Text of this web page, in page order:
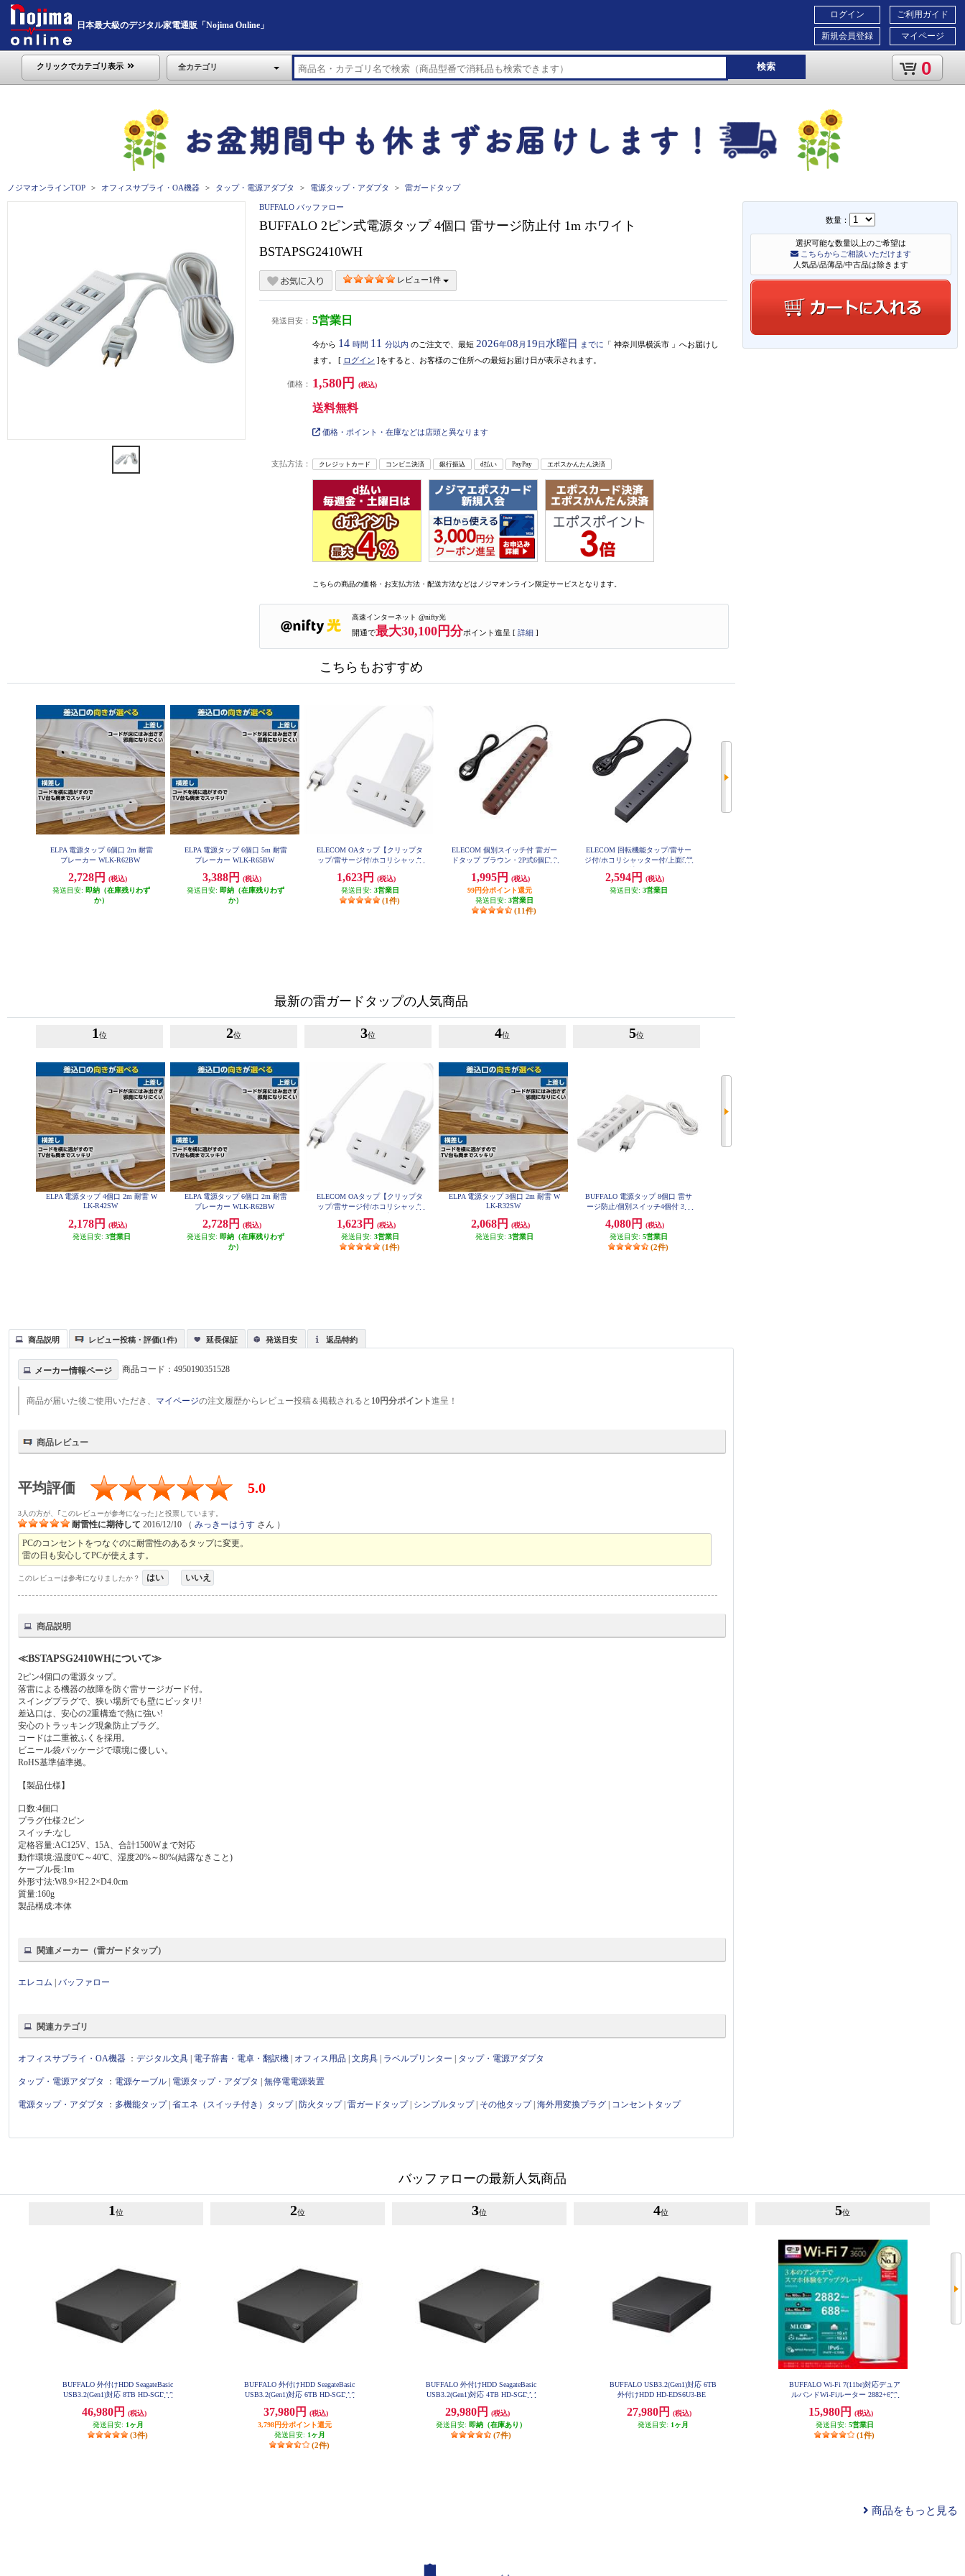
日本最大級のデジタル家電通販「Nojima Online」
ご利用ガイド
マイページ
ログイン
新規会員登録
クリックでカテゴリ表示 全カテゴリ 検索 0
ノジマオンラインTOP オフィスサプライ・OA機器 タップ・電源アダプタ 電源タップ・アダプタ 雷ガードタップ
数量：
選択可能な数量以上のご希望は
こちらからご相談いただけます
人気品/品薄品/中古品は除きます
BUFFALO バッファロー
BUFFALO 2ピン式電源タップ 4個口 雷サージ防止付 1m ホワイト
BSTAPSG2410WH
レビュー1件
発送目安： 5営業日
今から 14 時間 11 分以内 のご注文で、最短 2026年08 月 19日 水曜日 までに 「 神奈川県横浜市 」 へお届けし
ます。 [ ログイン ]をすると、お客様のご住所への最短お届け日が表示されます。
価格： 1,580円 (税込)
送料無料
価格・ポイント・在庫などは店頭と異なります
支払方法： クレジットカード コンビニ決済 銀行振込 d払い PayPay エポスかんたん決済
こちらの商品の価格・お支払方法・配送方法などはノジマオンライン限定サービスとなります。
高速インターネット @nifty光
開通で最大30,100円分ポイント進呈 [ 詳細 ]
こちらもおすすめ
ELPA 電源タップ 6個口 2m 耐雷
ブレーカー WLK-R62BW
2,728円
(税込)
発送目安: 即納（在庫残りわず
か）
ELPA 電源タップ 6個口 5m 耐雷
ブレーカー WLK-R65BW
3,388円
(税込)
発送目安: 即納（在庫残りわず
か）
ELECOM OAタップ【クリップタ
ップ/雷サージ付/ホコリシャッタ
ホワイト】 T-KF03-2325WH
1,623円
(税込)
発送目安: 3営業日
(1件)
ELECOM 個別スイッチ付 雷ガー
ドタップ ブラウン・2P式6個口 2
1,995円
(税込)
99円分ポイント還元
発送目安: 3営業日
(11件)
ELECOM 回転機能タップ/雷サー
ジ付/ホコリシャッター付/上面5個
ック T-KF04-21020BK
2,594円
(税込)
発送目安: 3営業日
最新の雷ガードタップの人気商品
1 位
ELPA 電源タップ 4個口 2m 耐雷 W
LK-R42SW
2,178円
(税込)
発送目安: 3営業日
2位
ELPA 電源タップ 6個口 2m 耐雷
ブレーカー WLK-R62BW
2,728円
(税込)
発送目安: 即納（在庫残りわず
か）
3位
ELECOM OAタップ【クリップタ
ップ/雷サージ付/ホコリシャッタ
ホワイト】 T-KF03-2325WH
1,623円
(税込)
発送目安: 3営業日
(1件)
4位
ELPA 電源タップ 3個口 2m 耐雷 W
LK-R32SW
2,068円
(税込)
発送目安: 3営業日
5位
BUFFALO 電源タップ 8個口 雷サ
ージ防止/個別スイッチ4個付 3m
4,080円
(税込)
発送目安: 5営業日
(2件)
商品説明 レビュー投稿・評価(1件) 延長保証 発送目安 返品特約
メーカー情報ページ 商品コード：4950190351528
商品が届いた後ご使用いただき、 マイページの注文履歴からレビュー投稿＆掲載されると 10円分ポイント進呈！
商品レビュー
平均評価 5.0
3人の方が、｢このレビューが参考になった｣と投票しています。
耐雷性に期待して 2016/12/10 （みっきーはうす さん ）
PCのコンセントをつなぐのに耐雷性のあるタップに変更。
雷の日も安心してPCが使えます。
このレビューは参考になりましたか？ はい いいえ
商品説明
≪BSTAPSG2410WHについて≫
2ピン4個口の電源タップ。
落雷による機器の故障を防ぐ雷サージガード付。
スイングプラグで、狭い場所でも壁にピッタリ!
差込口は、安心の2重構造で熱に強い!
安心のトラッキング現象防止プラグ。
コードは二重被ふくを採用。
ビニール袋パッケージで環境に優しい。
RoHS基準値準拠。
【製品仕様】
口数:4個口
プラグ仕様:2ピン
スイッチ:なし
定格容量:AC125V、15A、合計1500Wまで対応
動作環境:温度0℃～40℃、湿度20%～80%(結露なきこと)
ケーブル長:1m
外形寸法:W8.9×H2.2×D4.0cm
質量:160g
製品構成:本体
関連メーカー（雷ガードタップ）
エレコム |バッファロー
関連カテゴリ
オフィスサプライ・OA機器 ：デジタル文具 電子辞書・電卓・翻訳機 オフィス用品 |文房具 ラベルプリンター タップ・電源アダプタ
タップ・電源アダプタ ： 電源ケーブル 電源タップ・アダプタ |無停電電源装置
電源タップ・アダプタ ： 多機能タップ|省エネ（スイッチ付き）タップ| 防火タップ|雷ガードタップ| シンプルタップ| その他タップ|海外用変換プラグ コンセントタップ
バッファローの最新人気商品
1 位
BUFFALO 外付けHDD SeagateBasic
USB3.2(Gen1)対応 8TB HD-SGDA8
46,980円
(税込)
発送目安: 1ヶ月
(3件)
2位
BUFFALO 外付けHDD SeagateBasic
USB3.2(Gen1)対応 6TB HD-SGDA6
37,980円
(税込)
3,798円分ポイント還元
発送目安: 1ヶ月
(2件)
3位
BUFFALO 外付けHDD SeagateBasic
USB3.2(Gen1)対応 4TB HD-SGDA4
29,980円
(税込)
発送目安: 即納（在庫あり）
(7件)
4位
BUFFALO USB3.2(Gen1)対応 6TB
外付けHDD HD-EDS6U3-BE
27,980円
(税込)
発送目安: 1ヶ月
5位
BUFFALO Wi-Fi 7(11be)対応デュア
ルバンドWi-Fiルーター 2882+688
H
15,980円
(税込)
発送目安: 5営業日
(1件)
商品をもっと見る